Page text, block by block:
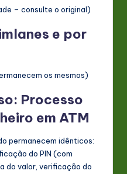
– consulte o original)
e por
os mesmos)
Processo
em ATM
permanecem idênticos:
do PIN (com
do valor, verificação do